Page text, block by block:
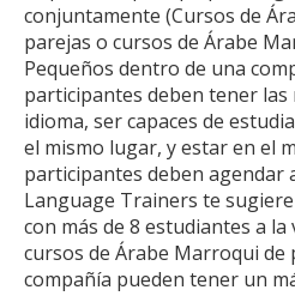
conjuntamente (Cursos de
parejas o cursos de Árabe
Pequeños dentro de una
participantes deben tener las
idioma, ser capaces de
el mismo lugar, y estar en el
participantes deben agendar
Language Trainers te
con más de 8 estudiantes a la
cursos de Árabe Marroqui
compañía pueden tener un